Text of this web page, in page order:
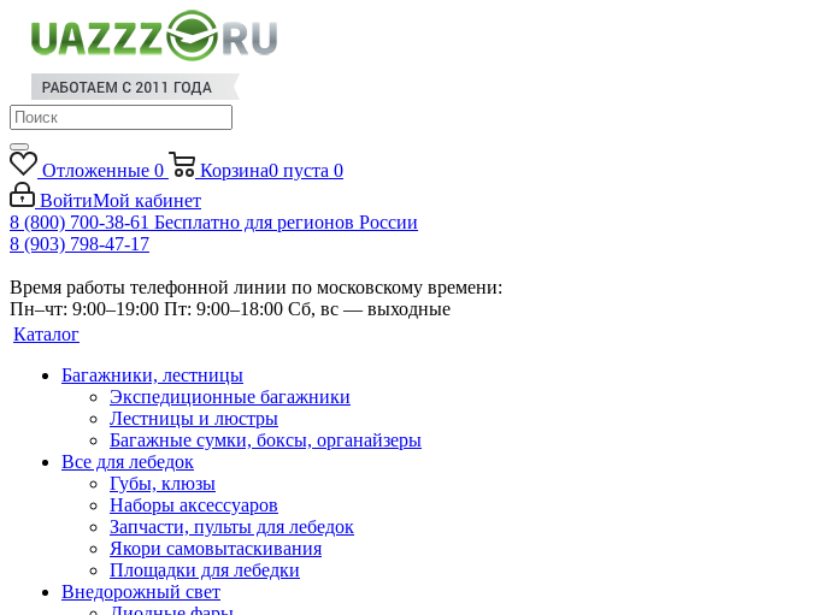
Отложенные 0 Корзина0 пуста 0
ВойтиМой кабинет
8 (800) 700-38-61 Бесплатно для регионов России
8 (903) 798-47-17
Время работы телефонной линии по московскому времени:
Пн–чт: 9:00–19:00 Пт: 9:00–18:00 Сб, вс — выходные
Каталог
Багажники, лестницы
Экспедиционные багажники
Лестницы и люстры
Багажные сумки, боксы, органайзеры
Все для лебедок
Губы, клюзы
Наборы аксессуаров
Запчасти, пульты для лебедок
Якори самовытаскивания
Площадки для лебедки
Внедорожный свет